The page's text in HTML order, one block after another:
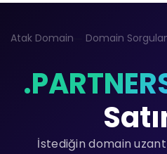
Atak Domain Domain
İstediğin domain